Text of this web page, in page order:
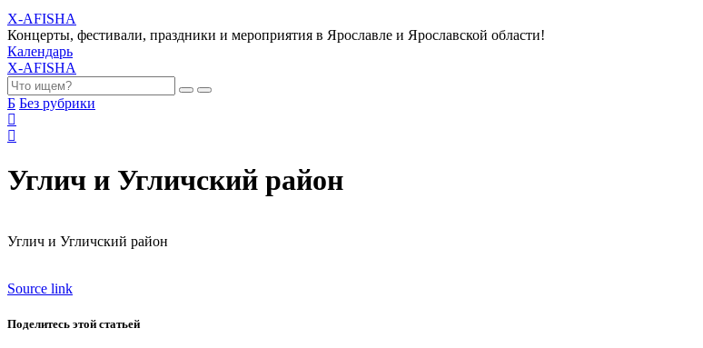
X-AFISHA
Концерты, фестивали, праздники и мероприятия в Ярославле и Ярославской области!
Календарь
X-AFISHA
Б Без рубрики
Углич и Угличский район
Углич и Угличский район
Source link
Поделитесь этой статьей